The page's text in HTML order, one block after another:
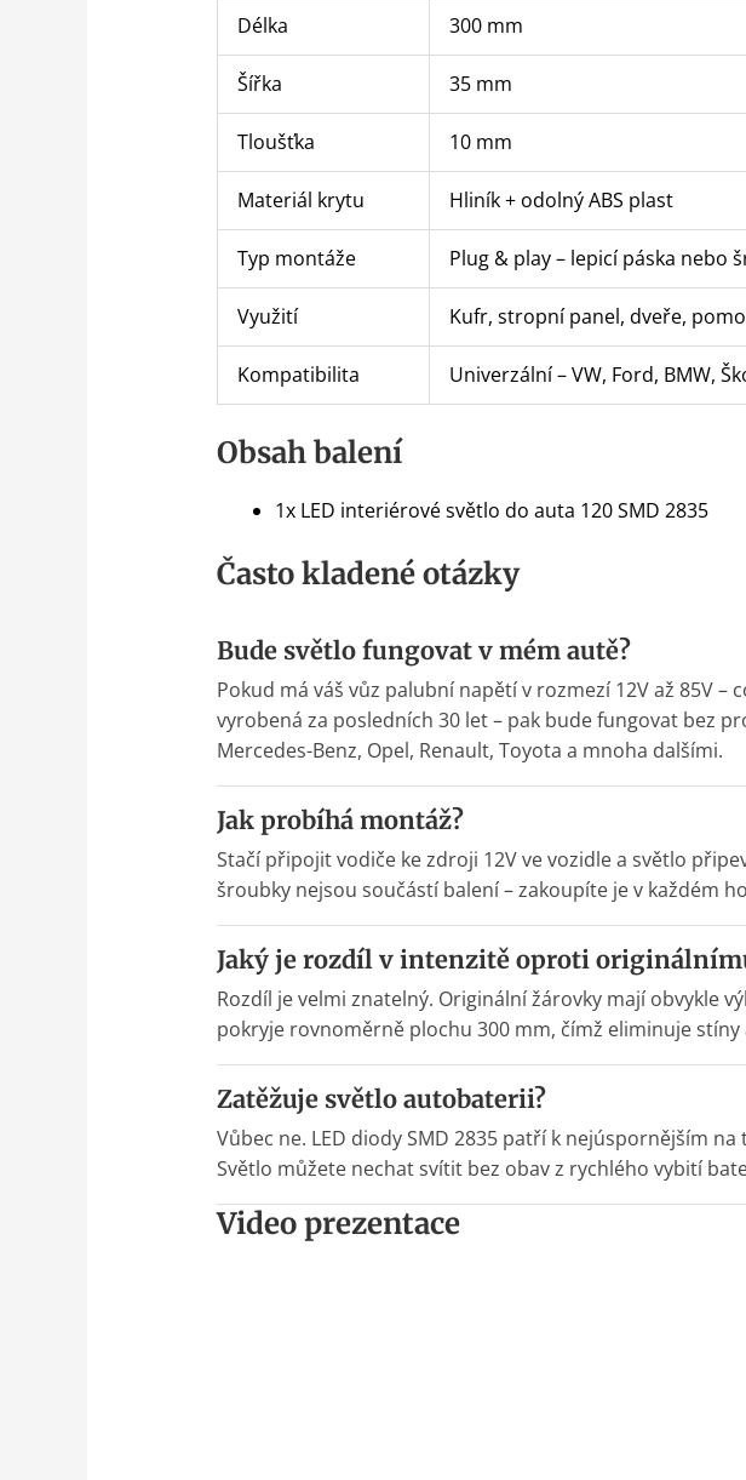
Délka 300 mm
Šířka 35 mm
Tloušťka 10 mm
Materiál krytu Hliník + odolný ABS plast
Typ montáže Plug & play – lepicí páska nebo
Využití Kufr, stropní panel, dveře,
Kompatibilita Univerzální – VW, Ford, BMW,
Obsah balení
1x LED interiérové světlo do auta 120 SMD 2835
Často kladené otázky
Bude světlo fungovat v mém autě?
Pokud má váš vůz palubní napětí v rozmezí 12V až 85V
vyrobená za posledních 30 let – pak bude fungovat bez
Mercedes-Benz, Opel, Renault, Toyota a mnoha dalšími.
Jak probíhá montáž?
Stačí připojit vodiče ke zdroji 12V ve vozidle a světlo
šroubky nejsou součástí balení – zakoupíte je v každém
Jaký je rozdíl v intenzitě oproti
Rozdíl je velmi znatelný. Originální žárovky mají obvykle
pokryje rovnoměrně plochu 300 mm, čímž eliminuje
Zatěžuje světlo autobaterii?
Vůbec ne. LED diody SMD 2835 patří k nejúspornějším
Světlo můžete nechat svítit bez obav z rychlého vybití
Video prezentace